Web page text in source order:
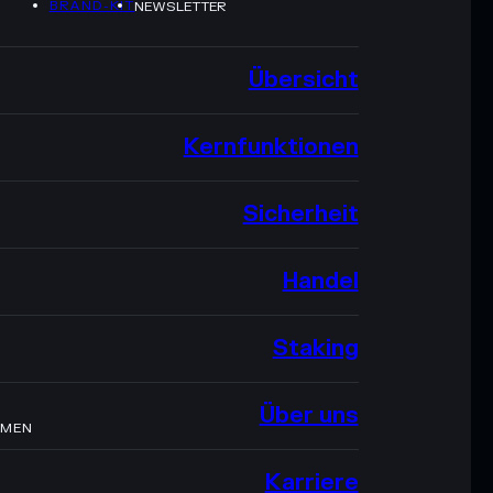
BRAND-KITNEWSLETTER
Übersicht
Kernfunktionen
Sicherheit
Handel
Staking
Über uns
Karriere